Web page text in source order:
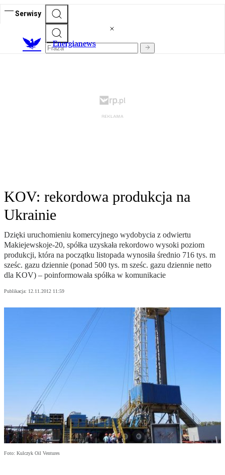
Serwisy
Energianews
KOV: rekordowa produkcja na
Ukrainie
Dzięki uruchomieniu komercyjnego wydobycia z odwiertu
Makiejewskoje-20, spółka uzyskała rekordowo wysoki poziom
produkcji, która na początku listopada wynosiła średnio 716 tys. m
sześc. gazu dziennie (ponad 500 tys. m sześc. gazu dziennie netto
dla KOV) – poinformowała spółka w komunikacie
Publikacja: 12.11.2012 11:59
Foto: Kulczyk Oil Ventures